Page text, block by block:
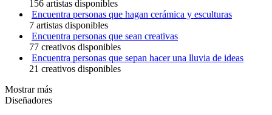
156 artistas disponibles
Encuentra personas que hagan cerámica y esculturas
7 artistas disponibles
Encuentra personas que sean creativas
77 creativos disponibles
Encuentra personas que sepan hacer una lluvia de ideas
21 creativos disponibles
Mostrar más
Diseñadores